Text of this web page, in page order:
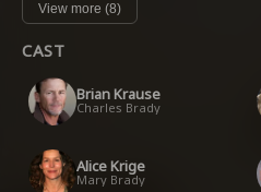
View more (8)
CAST
Brian Krause
Charles Brady
Alice Krige
Mary Brady